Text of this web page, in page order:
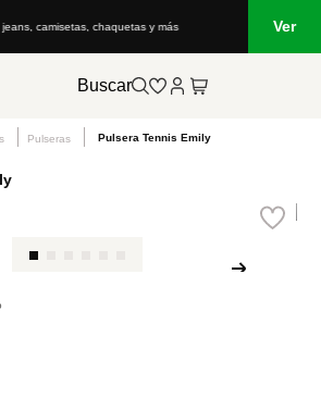
camisetas, chaquetas y más Ver
Buscar
Pulseras Pulsera Tennis Emily